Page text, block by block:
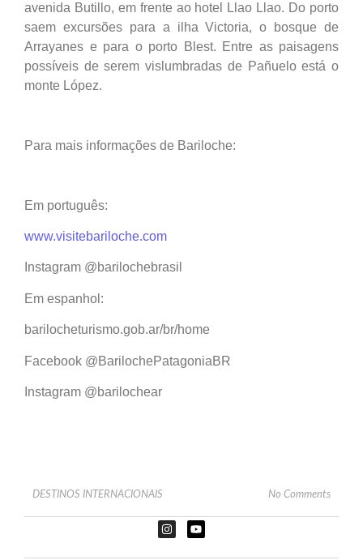
avenida Butillo, em frente ao hotel Llao Llao. Do porto
saem excursões para a ilha Victoria, o bosque de
Arrayanes e para o porto Blest. Entre as paisagens
possíveis de serem vislumbradas de Pañuelo está o
monte López.
Para mais informações de Bariloche:
Em português:
www.visitebariloche.com
Instagram @barilochebrasil
Em espanhol:
barilocheturismo.gob.ar/br/home
Facebook @BarilochePatagoniaBR
Instagram @barilochear
DESTINOS INTERNACIONAIS No Comments